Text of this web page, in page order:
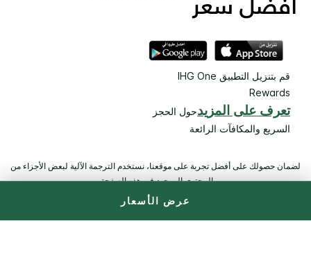
عرض الأسعار
قم بتنزيل التطبيق IHG One
Rewards
تعرف على المزيدحول الحجز
السريع والمكافآت الرائعة
لضمان حصولك على أفضل تجربة على موقعنا، نستخدم الترجمة الآلية لبعض الأجزاء من
المحتوى الموجود في هذه الصفحة.
© 2026 IHG. ‫جميع الحقوق محفوظة.‬ معظم الفنادق مملوكة ويتم